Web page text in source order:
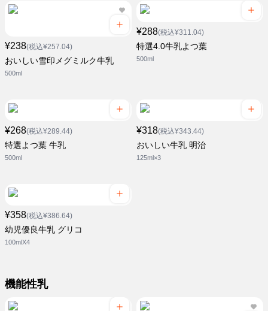
¥238(税込¥257.04)
おいしい雪印メグミルク牛乳
500ml
¥288(税込¥311.04)
特選4.0牛乳よつ葉
500ml
¥268(税込¥289.44)
特選よつ葉 牛乳
500ml
¥318(税込¥343.44)
おいしい牛乳 明治
125ml×3
¥358(税込¥386.64)
幼児優良牛乳 グリコ
100mlX4
機能性乳